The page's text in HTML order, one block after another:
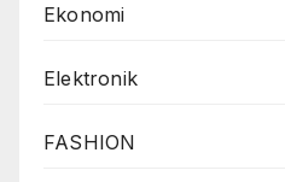
Ekonomi
Elektronik
FASHION